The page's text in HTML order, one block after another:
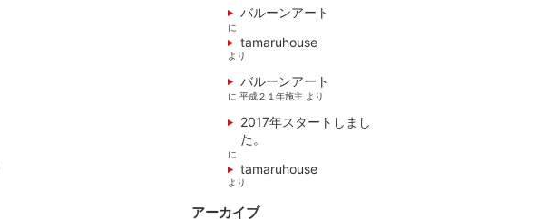
バルーンアート
に
tamaruhouse
より
バルーンアート
に 平成２１年施主 より
2017年スタートしまし
た。
に
tamaruhouse
より
アーカイブ